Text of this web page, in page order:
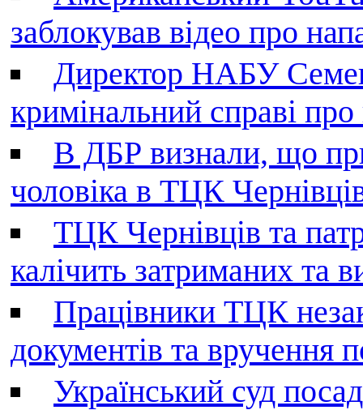
заблокував відео про
Директор НАБУ
кримінальний справі
В ДБР визнали, що
чоловіка в ТЦК Чернівців
ТЦК Чернівців та
калічить затриманих та
Працівники ТЦК
документів та вручення
Український суд